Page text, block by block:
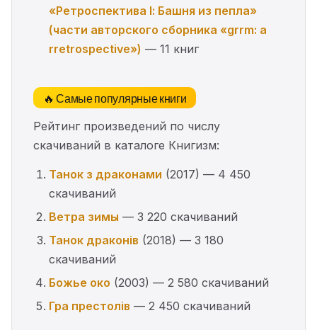
«Ретроспектива І: Башня из пепла»
(части авторского сборника «grrm: a
rretrospective») — 11 книг
🔥 Самые популярные книги
Рейтинг произведений по числу
скачиваний в каталоге Книгизм:
Танок з драконами (2017) — 4 450
скачиваний
Ветра зимы — 3 220 скачиваний
Танок драконів (2018) — 3 180
скачиваний
Божье око (2003) — 2 580 скачиваний
Гра престолів — 2 450 скачиваний